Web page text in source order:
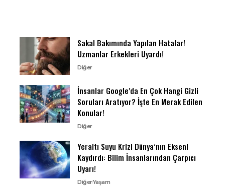
Sakal Bakımında Yapılan Hatalar!
Uzmanlar Erkekleri Uyardı!
Diğer
İnsanlar Google’da En Çok Hangi Gizli
Soruları Aratıyor? İşte En Merak Edilen
Konular!
Diğer
Yeraltı Suyu Krizi Dünya’nın Ekseni
Kaydırdı: Bilim İnsanlarından Çarpıcı
Uyarı!
DiğerYaşam